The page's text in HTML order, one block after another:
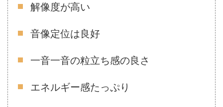
解像度が高い
音像定位は良好
一音一音の粒立ち感の良さ
エネルギー感たっぷり